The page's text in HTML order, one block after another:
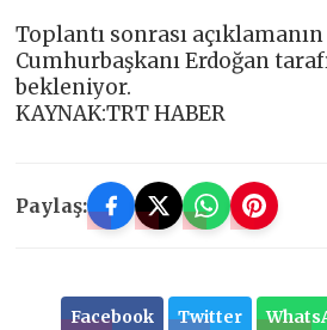
Toplantı sonrası
Cumhurbaşkanı Erdoğan
bekleniyor.
KAYNAK:TRT HABER
Paylaş:
Facebook Twitter